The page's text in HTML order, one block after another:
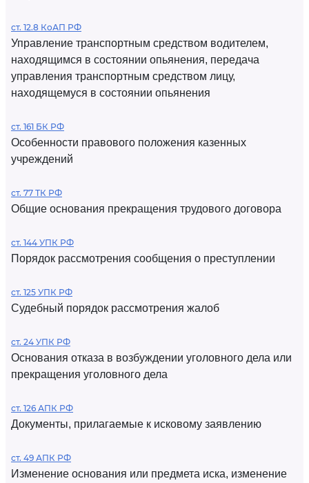
ст. 12.8 КоАП РФ
Управление транспортным средством водителем,
находящимся в состоянии опьянения, передача
управления транспортным средством лицу,
находящемуся в состоянии опьянения
ст. 161 БК РФ
Особенности правового положения казенных
учреждений
ст. 77 ТК РФ
Общие основания прекращения трудового договора
ст. 144 УПК РФ
Порядок рассмотрения сообщения о преступлении
ст. 125 УПК РФ
Судебный порядок рассмотрения жалоб
ст. 24 УПК РФ
Основания отказа в возбуждении уголовного дела или
прекращения уголовного дела
ст. 126 АПК РФ
Документы, прилагаемые к исковому заявлению
ст. 49 АПК РФ
Изменение основания или предмета иска, изменение